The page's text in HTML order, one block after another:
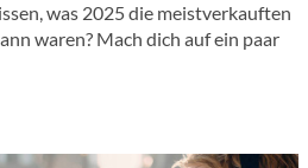
was 2025 die meistverkauften
waren? Mach dich auf ein paar